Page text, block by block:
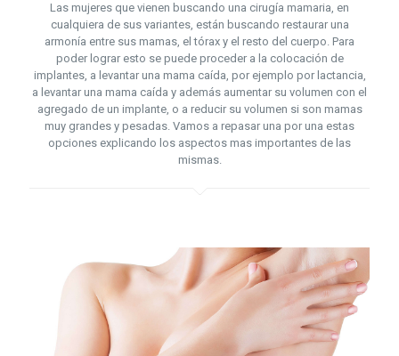
Las mujeres que vienen buscando una cirugía mamaria, en
cualquiera de sus variantes, están buscando restaurar una
armonía entre sus mamas, el tórax y el resto del cuerpo. Para
poder lograr esto se puede proceder a la colocación de
implantes, a levantar una mama caída, por ejemplo por lactancia,
a levantar una mama caída y además aumentar su volumen con el
agregado de un implante, o a reducir su volumen si son mamas
muy grandes y pesadas. Vamos a repasar una por una estas
opciones explicando los aspectos mas importantes de las
mismas.